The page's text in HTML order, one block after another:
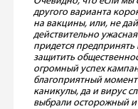
другого варианта
на вакцины, или, не
действительно
придется
защитить
огромный успех
благоприятный
каникулы, да и вирус
выбрали осторожный